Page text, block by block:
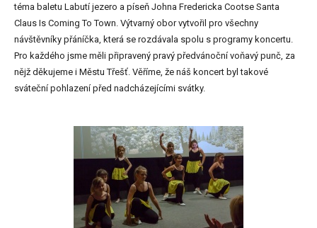
téma baletu Labutí jezero a píseň Johna Fredericka Cootse Santa
Claus Is Coming To Town. Výtvarný obor vytvořil pro všechny
návštěvníky přáníčka, která se rozdávala spolu s programy koncertu.
Pro každého jsme měli připravený pravý předvánoční voňavý punč, za
nějž děkujeme i Městu Třešť. Věříme, že náš koncert byl takové
sváteční pohlazení před nadcházejícími svátky.